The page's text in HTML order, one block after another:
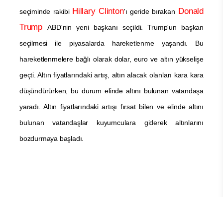
seçiminde rakibi Hillary Clinton'ı geride bırakan Donald
TrumpABD'nin yeni başkanı seçildi. Trump'un başkan
seçilmesi ile piyasalarda hareketlenme yaşandı. Bu
hareketlenmelere bağlı olarak dolar, euro ve altın yükselişe
geçti. Altın fiyatlarındaki artış, altın alacak olanları kara kara
düşündürürken, bu durum elinde altını bulunan vatandaşa
yaradı. Altın fiyatlarındaki artışı fırsat bilen ve elinde altını
bulunan vatandaşlar kuyumculara giderek altınlarını
bozdurmaya başladı.